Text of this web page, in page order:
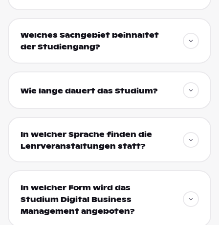
Welches Sachgebiet beinhaltet
der Studiengang?
Wie lange dauert das Studium?
In welcher Sprache finden die
Lehrveranstaltungen statt?
In welcher Form wird das
Studium Digital Business
Management angeboten?